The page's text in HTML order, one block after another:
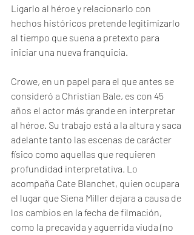
Ligarlo al héroe y relacionarlo con
hechos históricos pretende legitimizarlo
al tiempo que suena a pretexto para
iniciar una nueva franquicia.
Crowe, en un papel para el que antes se
consideró a Christian Bale, es con 45
años el actor más grande en interpretar
al héroe. Su trabajo está a la altura y saca
adelante tanto las escenas de carácter
físico como aquellas que requieren
profundidad interpretativa. Lo
acompaña Cate Blanchet, quien ocupara
el lugar que Siena Miller dejara a causa de
los cambios en la fecha de filmación,
como la precavida y aguerrida viuda (no